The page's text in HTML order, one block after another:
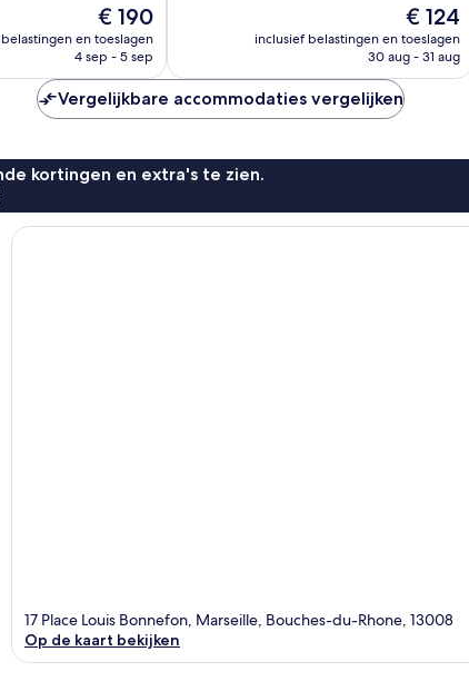
De
prijs
is
€ 190
en toeslagen
4 sep - 5 sep
De
prijs
is
€ 124
inclusief belastingen en toeslagen
30 aug - 31 aug
Vergelijkbare accommodaties vergelijken
kortingen en extra's te zien.
17 Place Louis Bonnefon, Marseille, Bouches-du-Rhone, 13008
Op de kaart bekijken